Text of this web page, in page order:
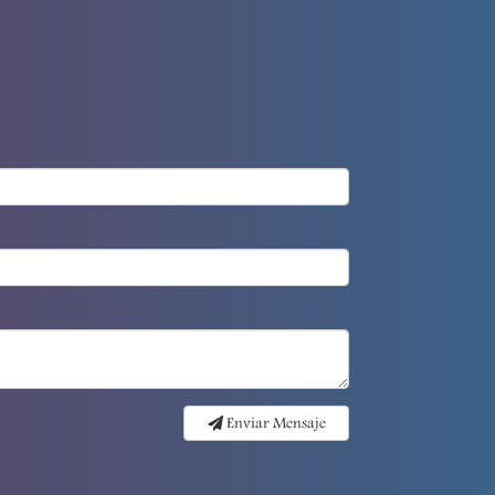
Enviar Mensaje